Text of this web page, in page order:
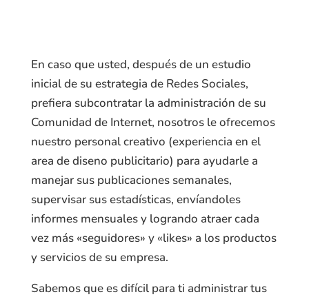
En caso que usted, después de un estudio
inicial de su estrategia de Redes Sociales,
prefiera subcontratar la administración de su
Comunidad de Internet, nosotros le ofrecemos
nuestro personal creativo (experiencia en el
area de diseno publicitario) para ayudarle a
manejar sus publicaciones semanales,
supervisar sus estadísticas, envíandoles
informes mensuales y logrando atraer cada
vez más «seguidores» y «likes» a los productos
y servicios de su empresa.
Sabemos que es difícil para ti administrar tus